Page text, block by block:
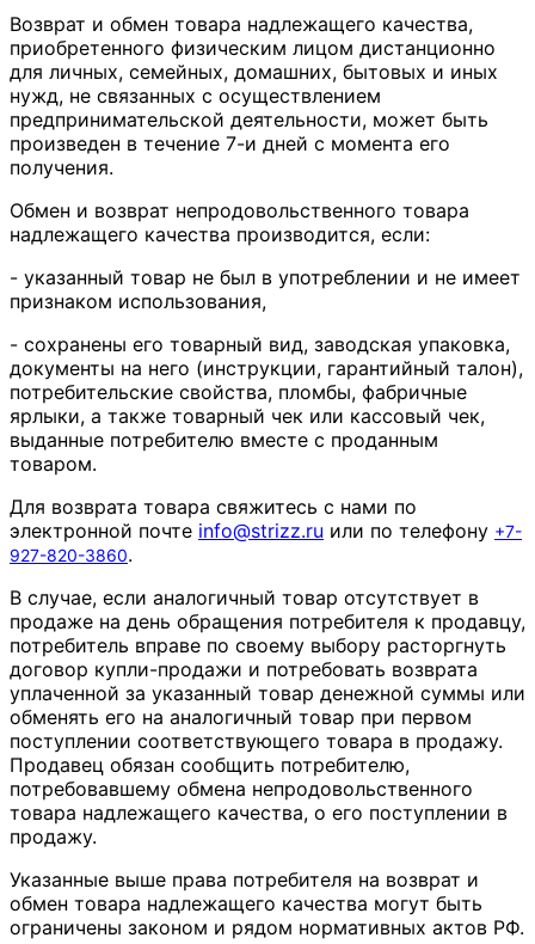
Возврат и обмен товара надлежащего качества,
приобретенного физическим лицом дистанционно
для личных, семейных, домашних, бытовых и иных
нужд, не связанных с осуществлением
предпринимательской деятельности, может быть
произведен в течение 7-и дней с момента его
получения.
Обмен и возврат непродовольственного товара
надлежащего качества производится, если:
- указанный товар не был в употреблении и не имеет
признаком использования,
- сохранены его товарный вид, заводская упаковка,
документы на него (инструкции, гарантийный талон),
потребительские свойства, пломбы, фабричные
ярлыки, а также товарный чек или кассовый чек,
выданные потребителю вместе с проданным
товаром.
Для возврата товара свяжитесь с нами по
электронной почте info@strizz.ru или по телефону +7-
927-820-3860.
В случае, если аналогичный товар отсутствует в
продаже на день обращения потребителя к продавцу,
потребитель вправе по своему выбору расторгнуть
договор купли-продажи и потребовать возврата
уплаченной за указанный товар денежной суммы или
обменять его на аналогичный товар при первом
поступлении соответствующего товара в продажу.
Продавец обязан сообщить потребителю,
потребовавшему обмена непродовольственного
товара надлежащего качества, о его поступлении в
продажу.
Указанные выше права потребителя на возврат и
обмен товара надлежащего качества могут быть
ограничены законом и рядом нормативных актов РФ.